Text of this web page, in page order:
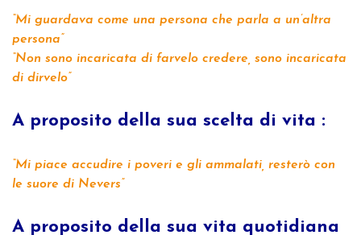
“Mi guardava come una persona che parla a un’altra
persona”
“Non sono incaricata di farvelo credere, sono incaricata
di dirvelo”
A proposito della sua scelta di vita :
“Mi piace accudire i poveri e gli ammalati, resterò con
le suore di Nevers”
A proposito della sua vita quotidiana